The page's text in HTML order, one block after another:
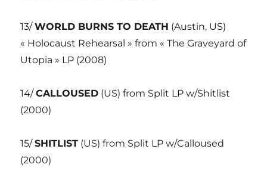
13/WORLD BURNS TO DEATH (Austin, US)
« Holocaust Rehearsal » from « The Graveyard of
Utopia » LP (2008)
14/CALLOUSED (US) from Split LP w/Shitlist
(2000)
15/SHITLIST (US) from Split LP w/Calloused
(2000)